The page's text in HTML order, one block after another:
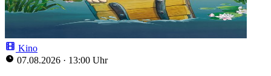
Kino
07.08.2026 · 13:00 Uhr